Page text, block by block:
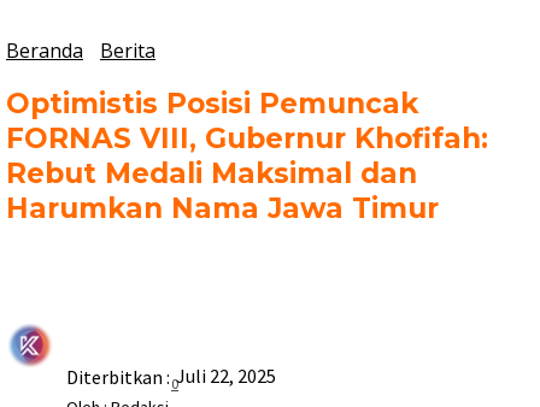
Beranda Berita
Optimistis Posisi Pemuncak
FORNAS VIII, Gubernur Khofifah:
Rebut Medali Maksimal dan
Harumkan Nama Jawa Timur
0
Diterbitkan : Juli 22, 2025